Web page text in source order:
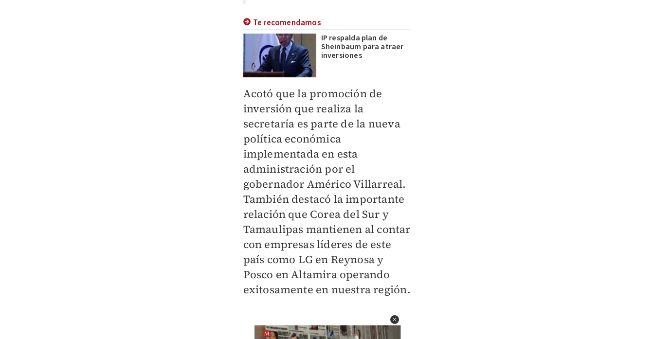
Te recomendamos
IP respalda plan de
Sheinbaum para atraer
inversiones
Acotó que la promoción de
inversión que realiza la
secretaría es parte de la nueva
política económica
implementada en esta
administración por el
gobernador Américo Villarreal.
También destacó la importante
relación que Corea del Sur y
Tamaulipas mantienen al contar
con empresas líderes de este
país como LG en Reynosa y
Posco en Altamira operando
exitosamente en nuestra región.